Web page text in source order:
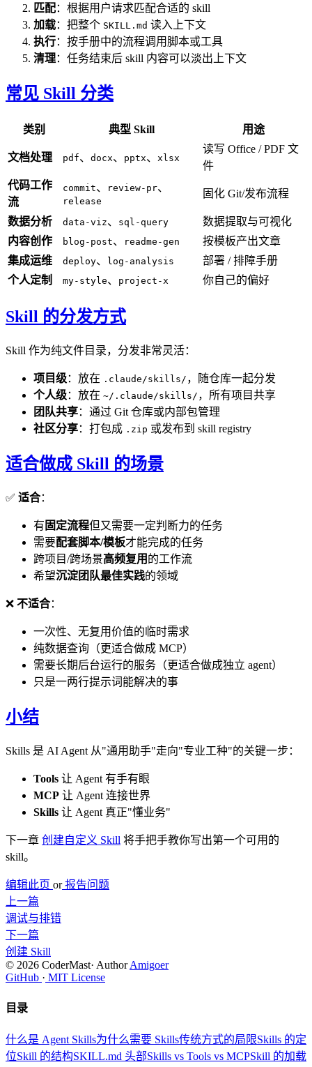
匹配：根据用户请求匹配合适的 skill
加载：把整个 SKILL.md 读入上下文
执行：按手册中的流程调用脚本或工具
清理：任务结束后 skill 内容可以淡出上下文
常见 Skill 分类
类别 典型 Skill 用途
文档处理 pdf、 docx、 pptx、 xlsx
读写 Office / PDF 文
件
代码工作
流
commit、 review-pr、
release
固化 Git/发布流程
数据分析 data-viz、 sql-query
数据提取与可视化
内容创作
blog-post、 readme-gen
按模板产出文章
集成运维
deploy、 log-analysis
部署 / 排障手册
个人定制
my-style、 project-x 你自己的偏好
Skill 的分发方式
Skill 作为纯文件目录，分发非常灵活：
项目级：放在 .claude/skills/ ，随仓库一起分发
个人级：放在 ~/.claude/skills/ ，所有项目共享
团队共享：通过 Git 仓库或内部包管理
社区分享：打包成 .zip 或发布到 skill registry
适合做成 Skill 的场景
✅ 适合：
有 固定流程但又需要一定判断力的任务
需要配套脚本/模板才能完成的任务
跨项目/跨场景高频复用 的工作流
希望沉淀团队最佳实践的领域
❌ 不适合：
一次性、无复用价值的临时需求
纯数据查询（更适合做成 MCP）
需要长期后台运行的服务（更适合做成独立 agent）
只是一两行提示词能解决的事
小结
Skills 是 AI Agent 从"通用助手"走向"专业工种"的关键一步：
Tools 让 Agent 有手有眼
MCP 让 Agent 连接世界
Skills 让 Agent 真正"懂业务"
下一章 创建自定义 Skill 将手把手教你写出第一个可用的
skill。
编辑此页 or报告问题
上一篇
调试与排错
下一篇
创建 Skill
© 2026 CoderMast· AuthorAmigoer
GitHub · MIT License
目录
什么是 Agent Skills为什么需要 Skills传统方式的局限Skills 的定
位Skill 的结构SKILL.md 头部Skills vs Tools vs MCPSkill 的加载